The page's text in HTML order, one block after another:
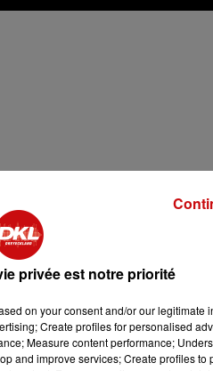
bouillante pendant 1
privée est notre priorité
on your consent and/or our legitimate
Create profiles for personalised
Measure content performance;
and improve services; Create profiles to